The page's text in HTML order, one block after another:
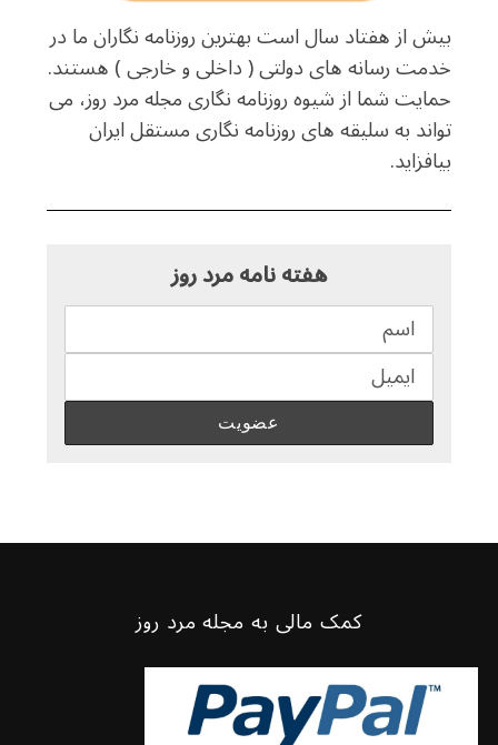
بیش از هفتاد سال است بهترین روزنامه نگاران ما در
خدمت رسانه های دولتی ( داخلی و خارجی ) هستند.
حمایت شما از شیوه روزنامه نگاری مجله مرد روز، می
تواند به سلیقه های روزنامه نگاری مستقل ایران
بیافزاید.
هفته نامه مرد روز
کمک مالی به مجله مرد روز